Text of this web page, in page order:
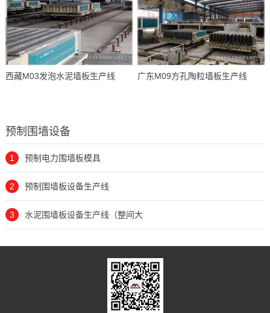
西藏M03发泡水泥墙板生产线 广东M09方孔陶粒墙板生产线
预制围墙设备
1 预制电力围墙板模具
2 预制围墙板设备生产线
3 水泥围墙板设备生产线（整间大